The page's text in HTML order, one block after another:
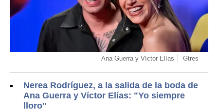
Ana Guerra y Víctor Elías Gtres
Nerea Rodríguez, a la salida de la boda de
Ana Guerra y Víctor Elías: "Yo siempre
lloro"